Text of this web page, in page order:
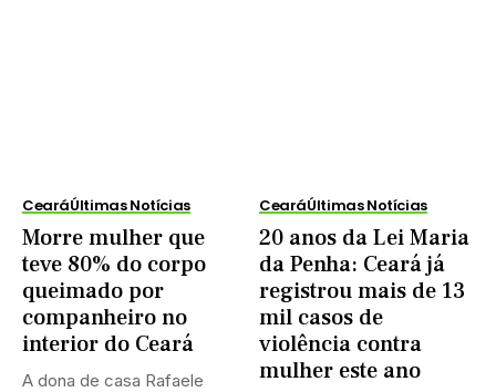
CearáÚltimas Notícias
Morre mulher que
teve 80% do corpo
queimado por
companheiro no
interior do Ceará
A dona de casa Rafaele
CearáÚltimas Notícias
20 anos da Lei Maria
da Penha: Ceará já
registrou mais de 13
mil casos de
violência contra
mulher este ano